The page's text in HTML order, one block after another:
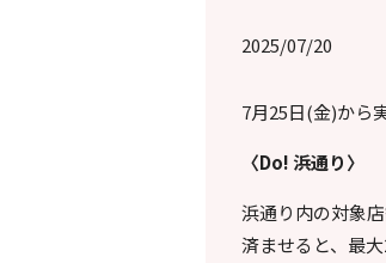
2025/07/20
7月25日(金)から
〈Do! 浜通り〉
浜通り内の対象
済ませると、最